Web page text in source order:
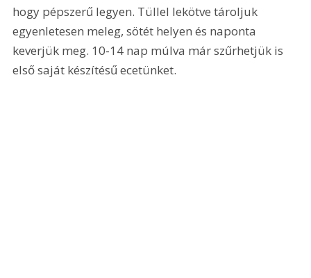
hogy pépszerű legyen. Tüllel lekötve tároljuk
egyenletesen meleg, sötét helyen és naponta
keverjük meg. 10-14 nap múlva már szűrhetjük is
első saját készítésű ecetünket.